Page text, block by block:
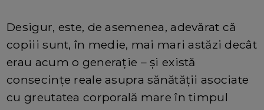
Desigur, este, de asemenea, adevărat că
copiii sunt, în medie, mai mari astăzi decât
erau acum o generație – și există
consecințe reale asupra sănătății asociate
cu greutatea corporală mare în timpul